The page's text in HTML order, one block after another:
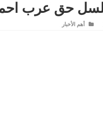
حق عرب احمد
أهم الأخبار